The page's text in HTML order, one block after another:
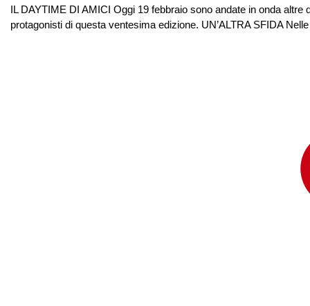
IL DAYTIME DI AMICI Oggi 19 febbraio sono andate in onda altre
protagonisti di questa ventesima edizione. UN’ALTRA SFIDA